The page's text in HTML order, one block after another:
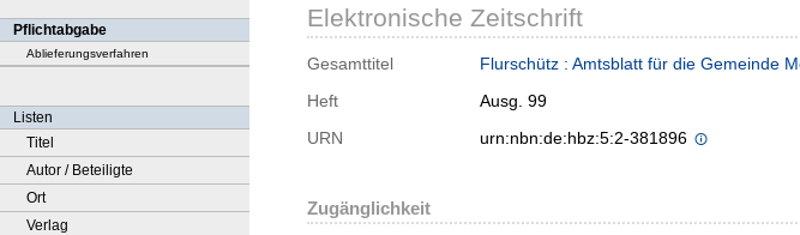
Pflichtabgabe
Ablieferungsverfahren
Listen
Titel
Autor / Beteiligte
Ort
Verlag
Elektronische Zeitschrift
Gesamttitel
Flurschütz : Amtsblatt für die Gemeinde
Heft
Ausg. 99
URN
urn:nbn:de:hbz:5:2-381896
Zugänglichkeit